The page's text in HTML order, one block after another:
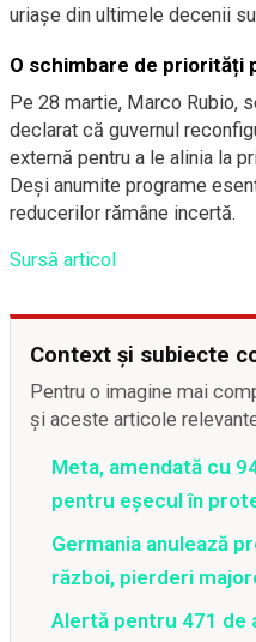
uriașe din ultimele decenii
O schimbare de priorități
Pe 28 martie, Marco Rubio,
declarat că guvernul
externă pentru a le alinia la
Deși anumite programe
reducerilor rămâne incertă.
Sursă articol
Context și subiecte
Pentru o imagine mai
și aceste articole
Meta, amendată cu
pentru eșecul în
Germania anulează
război, pierderi
Alertă pentru 471 de